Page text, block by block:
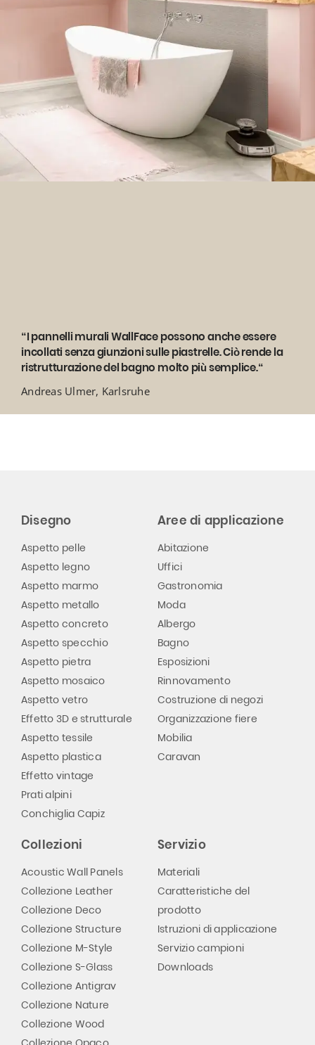
“I pannelli murali WallFace possono anche essere
incollati senza giunzioni sulle piastrelle. Ciò rende la
ristrutturazione del bagno molto più semplice.“
Andreas Ulmer, Karlsruhe
Disegno
Aspetto pelle
Aspetto legno
Aspetto marmo
Aspetto metallo
Aspetto concreto
Aspetto specchio
Aspetto pietra
Aspetto mosaico
Aspetto vetro
Effetto 3D e strutturale
Aspetto tessile
Aspetto plastica
Effetto vintage
Prati alpini
Conchiglia Capiz
Aree di applicazione
Abitazione
Uffici
Gastronomia
Moda
Albergo
Bagno
Esposizioni
Rinnovamento
Costruzione di negozi
Organizzazione fiere
Mobilia
Caravan
Collezioni
Acoustic Wall Panels
Collezione Leather
Collezione Deco
Collezione Structure
Collezione M-Style
Collezione S-Glass
Collezione Antigrav
Collezione Nature
Collezione Wood
Servizio
Materiali
Caratteristiche del
prodotto
Istruzioni di applicazione
Servizio campioni
Downloads